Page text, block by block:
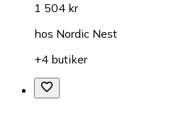
1 504 kr
hos Nordic Nest
+4 butiker